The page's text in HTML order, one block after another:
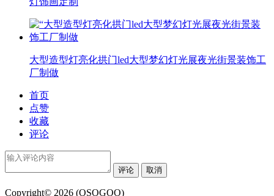
大型造型灯亮化拱门led大型梦幻灯光展夜光街景装饰工
厂制做
首页
点赞
收藏
评论
评论 取消
Copyright© 2026 (OSOGOO)